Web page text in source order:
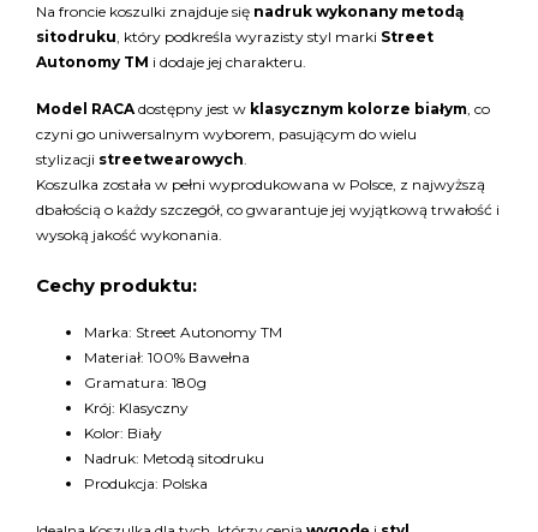
Na froncie koszulki znajduje się nadruk wykonany metodą
sitodruku , który podkreśla wyrazisty styl marki Street
Autonomy TM i dodaje jej charakteru.
Model RACA dostępny jest w klasycznym kolorze białym , co
czyni go uniwersalnym wyborem, pasującym do wielu
stylizacji streetwearowych
Koszulka została w pełni wyprodukowana w Polsce, z najwyższą
dbałością o każdy szczegół, co gwarantuje jej wyjątkową trwałość i
wysoką jakość wykonania.
Cechy produktu:
Marka: Street Autonomy TM
Materiał: 100% Bawełna
Gramatura: 180g
Krój: Klasyczny
Kolor: Biały
Nadruk: Metodą sitodruku
Produkcja: Polska